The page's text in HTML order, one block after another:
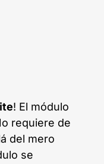
! El módulo
requiere de
del mero
se